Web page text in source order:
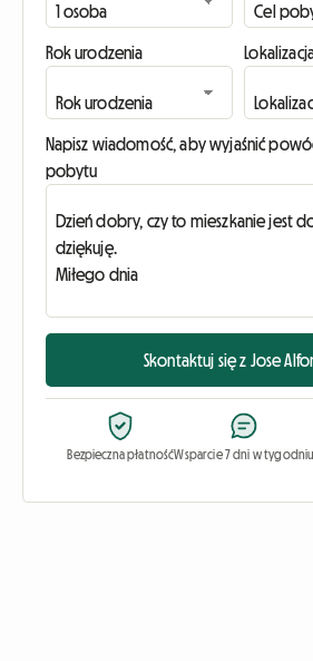
Rok urodzenia
Napisz wiadomość, aby wyjaśnić
pobytu
Skontaktuj się z Jose
Bezpieczna płatnośćWsparcie 7 dni w tygodniu